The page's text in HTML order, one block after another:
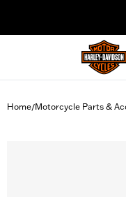
Home/Motorcycle Parts &